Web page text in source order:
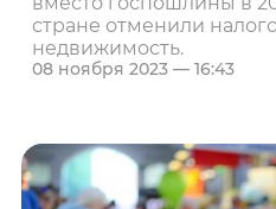
стране отменили
недвижимость.
08 ноября 2023 — 16:43